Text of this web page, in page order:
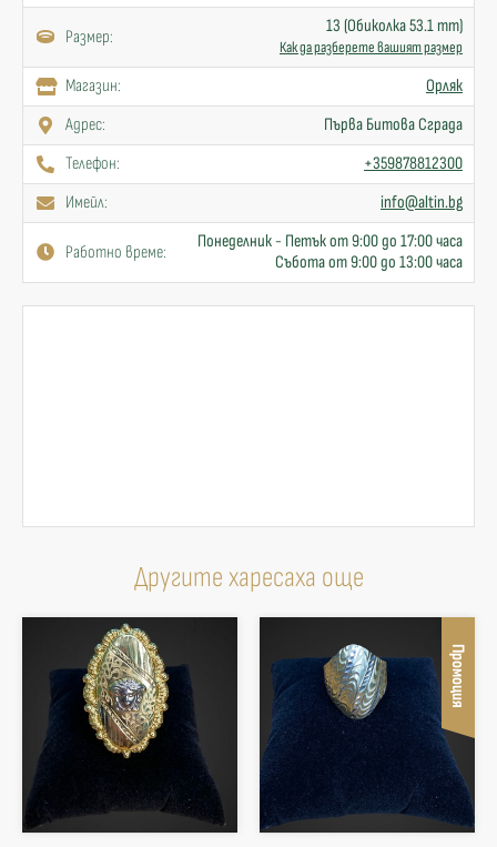
Размер: 13 (Обиколка 53.1 mm)
Как да разберете вашият размер
Mагазин:
Орляк
Адрес:
Първа Битова Сграда
Телефон:
+359878812300
Имейл:
info@altin.bg
Работно време:
Понеделник - Петък от 9:00 до 17:00 часа
Събота от 9:00 до 13:00 часа
Другите харесаха още
Промоция